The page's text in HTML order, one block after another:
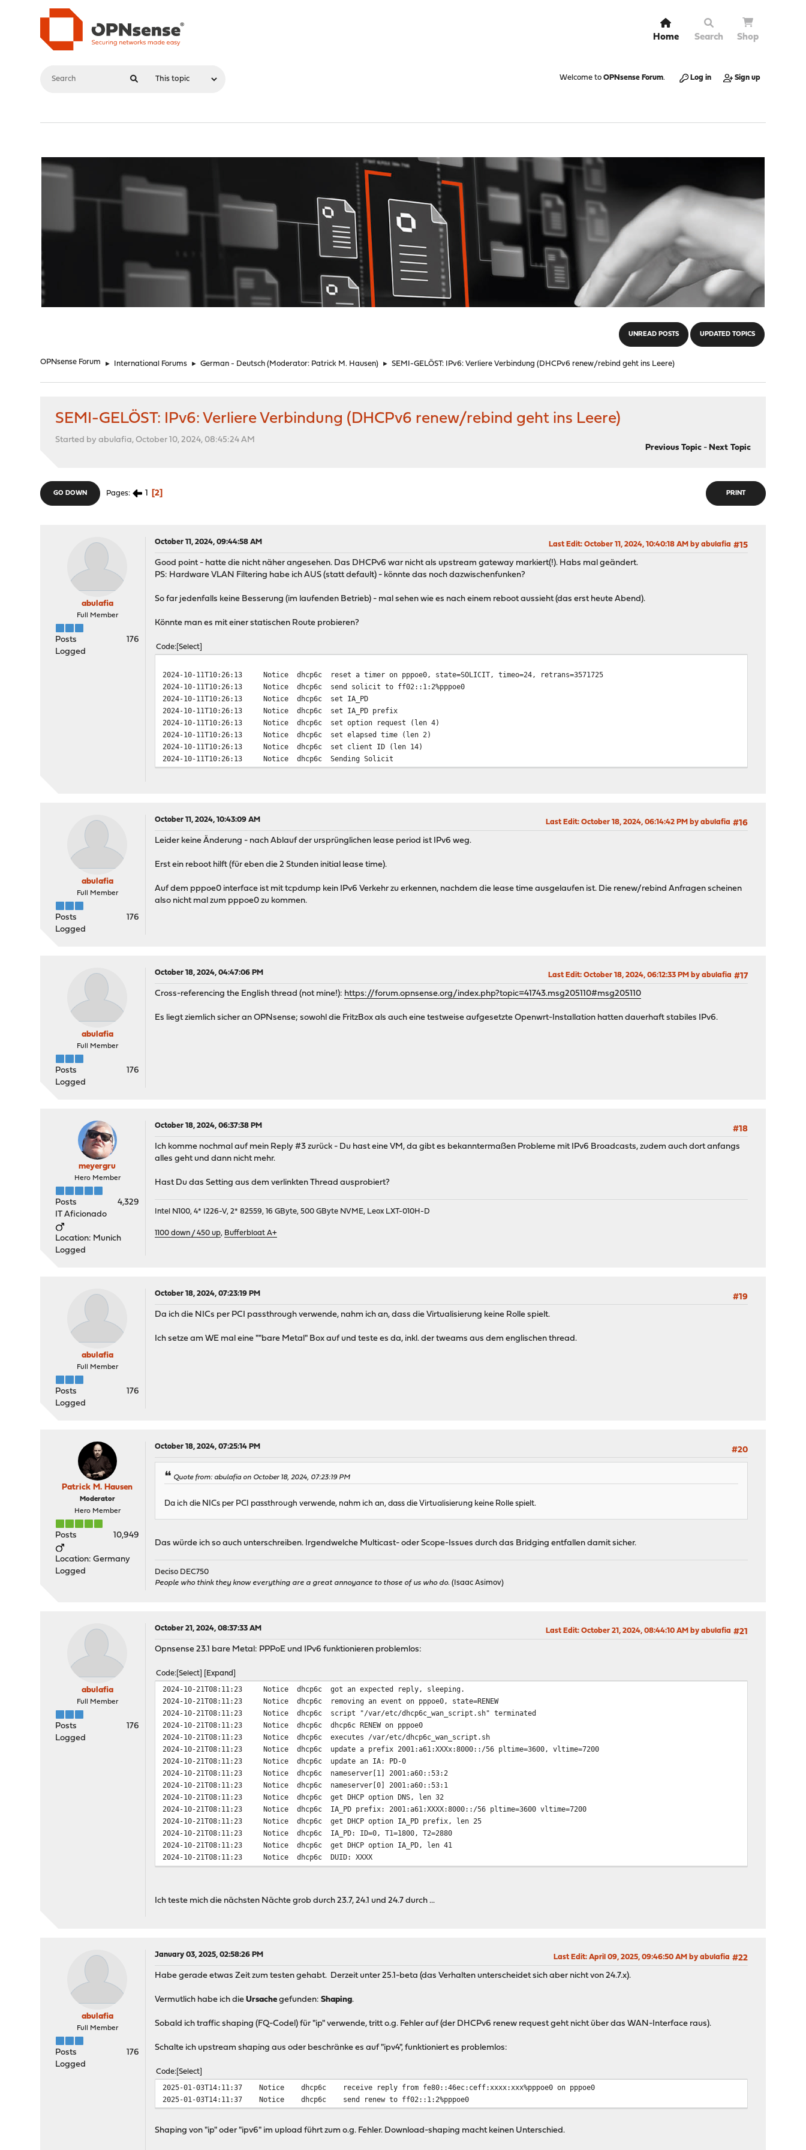
Home Search Shop
Welcome to OPNsense Forum. Log in Sign up
UNREAD POSTS UPDATED TOPICS
OPNsense Forum ► International Forums ► German - Deutsch (Moderator: Patrick M. Hausen) ► SEMI-GELÖST: IPv6: Verliere Verbindung (DHCPv6 renew/rebind geht ins Leere)
SEMI-GELÖST: IPv6: Verliere Verbindung (DHCPv6 renew/rebind geht ins Leere)
Started by abulafia, October 10, 2024, 08:45:24 AM
Previous Topic- Next Topic
PRINT
GO DOWN Pages 1 2
abulafia
Full Member
Posts
176
Logged
October 11, 2024, 09:44:58 AM #15
Last Edit: October 11, 2024, 10:40:18 AM by abulafia
Good point - hatte die nicht näher angesehen. Das DHCPv6 war nicht als upstream gateway markiert(!). Habs mal geändert.
PS: Hardware VLAN Filtering habe ich AUS (statt default) - könnte das noch dazwischenfunken?
So far jedenfalls keine Besserung (im laufenden Betrieb) - mal sehen wie es nach einem reboot aussieht (das erst heute Abend).
Könnte man es mit einer statischen Route probieren?
Code Select
2024-10-11T10:26:13 Notice dhcp6c
reset a timer on pppoe0, state=SOLICIT, timeo=24, retrans=3571725
2024-10-11T10:26:13
Notice dhcp6c
send solicit to ff02::1:2%pppoe0
2024-10-11T10:26:13
Notice dhcp6c
set IA_PD
2024-10-11T10:26:13
Notice dhcp6c
set IA_PD prefix
2024-10-11T10:26:13
Notice dhcp6c
set option request (len 4)
2024-10-11T10:26:13
Notice dhcp6c
set elapsed time (len 2)
2024-10-11T10:26:13
Notice dhcp6c
set client ID (len 14)
2024-10-11T10:26:13
Notice dhcp6c Sending Solicit
abulafia
Full Member
Posts
176
Logged
October 11, 2024, 10:43:09 AM #16
Last Edit: October 18, 2024, 06:14:42 PM by abulafia
Leider keine Änderung - nach Ablauf der ursprünglichen lease period ist IPv6 weg.
Erst ein reboot hilft (für eben die 2 Stunden initial lease time).
Auf dem pppoe0 interface ist mit tcpdump kein IPv6 Verkehr zu erkennen, nachdem die lease time ausgelaufen ist. Die renew/rebind Anfragen scheinen
also nicht mal zum pppoe0 zu kommen.
abulafia
Full Member
Posts
176
Logged
October 18, 2024, 04:47:06 PM #17
Last Edit: October 18, 2024, 06:12:33 PM by abulafia
Cross-referencing the English thread (not mine!): https://forum.opnsense.org/index.php?topic=41743.msg205110#msg205110
Es liegt ziemlich sicher an OPNsense; sowohl die FritzBox als auch eine testweise aufgesetzte Openwrt-Installation hatten dauerhaft stabiles IPv6.
meyergru
Hero Member
Posts
4,329
IT Aficionado
Location: Munich
Logged
October 18, 2024, 06:37:38 PM
#18
Ich komme nochmal auf mein Reply #3 zurück - Du hast eine VM, da gibt es bekanntermaßen Probleme mit IPv6 Broadcasts, zudem auch dort anfangs
alles geht und dann nicht mehr.
Hast Du das Setting aus dem verlinkten Thread ausprobiert?
Intel N100, 4* I226-V, 2* 82559, 16 GByte, 500 GByte NVME, Leox LXT-010H-D
1100 down / 450 up, Bufferbloat A+
abulafia
Full Member
Posts
176
Logged
October 18, 2024, 07:23:19 PM
#19
Da ich die NICs per PCI passthrough verwende, nahm ich an, dass die Virtualisierung keine Rolle spielt.
Ich setze am WE mal eine ""bare Metal" Box auf und teste es da, inkl. der tweams aus dem englischen thread.
Patrick M. Hausen
Moderator
Hero Member
Posts 10,949
Location: Germany
Logged
October 18, 2024, 07:25:14 PM #20
Quote from: abulafia on October 18, 2024, 07:23:19 PM
Da ich die NICs per PCI passthrough verwende, nahm ich an, dass die Virtualisierung keine Rolle spielt.
Das würde ich so auch unterschreiben. Irgendwelche Multicast- oder Scope-Issues durch das Bridging entfallen damit sicher.
Deciso DEC750
People who think they know everything are a great annoyance to those of us who do. (Isaac Asimov)
abulafia
Full Member
Posts
176
Logged
October 21, 2024, 08:37:33 AM #21
Last Edit: October 21, 2024, 08:44:10 AM by abulafia
Opnsense 23.1 bare Metal: PPPoE und IPv6 funktionieren problemlos:
Code Select Expand
2024-10-21T08:11:23 Notice dhcp6c
got an expected reply, sleeping.
2024-10-21T08:11:23
Notice dhcp6c
removing an event on pppoe0, state=RENEW
2024-10-21T08:11:23
Notice dhcp6c
script "/var/etc/dhcp6c_wan_script.sh" terminated
2024-10-21T08:11:23
Notice dhcp6c
dhcp6c RENEW on pppoe0
2024-10-21T08:11:23
Notice dhcp6c
executes /var/etc/dhcp6c_wan_script.sh
2024-10-21T08:11:23
Notice dhcp6c
update a prefix 2001:a61:XXXx:8000::/56 pltime=3600, vltime=7200
2024-10-21T08:11:23
Notice dhcp6c
update an IA: PD-0
2024-10-21T08:11:23
Notice dhcp6c
nameserver[1] 2001:a60::53:2
2024-10-21T08:11:23
Notice dhcp6c
nameserver[0] 2001:a60::53:1
2024-10-21T08:11:23
Notice dhcp6c
get DHCP option DNS, len 32
2024-10-21T08:11:23
Notice dhcp6c
IA_PD prefix: 2001:a61:XXXX:8000::/56 pltime=3600 vltime=7200
2024-10-21T08:11:23
Notice dhcp6c
get DHCP option IA_PD prefix, len 25
2024-10-21T08:11:23
Notice dhcp6c
IA_PD: ID=0, T1=1800, T2=2880
2024-10-21T08:11:23
Notice dhcp6c
get DHCP option IA_PD, len 41
2024-10-21T08:11:23
Notice dhcp6c
DUID: XXXX
2024-10-21T08:11:23
Notice dhcp6c
receive reply from fe80::ee7c:5cff:fe0c:8625%pppoe0 on pppoe0
Ich teste mich die nächsten Nächte grob durch 23.7, 24.1 und 24.7 durch ...
abulafia
Full Member
Posts
176
Logged
January 03, 2025, 02:58:26 PM #22
Last Edit: April 09, 2025, 09:46:50 AM by abulafia
Habe gerade etwas Zeit zum testen gehabt. Derzeit unter 25.1-beta (das Verhalten unterscheidet sich aber nicht von 24.7.x).
Vermutlich habe ich dieUrsache gefunden:Shaping.
Sobald ich traffic shaping (FQ-Codel) für "ip" verwende, tritt o.g. Fehler auf (der DHCPv6 renew request geht nicht über das WAN-Interface raus).
Schalte ich upstream shaping aus oder beschränke es auf "ipv4", funktioniert es problemlos:
Code Select
2025-01-03T14:11:37 Notice dhcp6c receive reply from fe80::46ec:ceff:xxxx:xxx%pppoe0 on pppoe0
2025-01-03T14:11:37 Notice dhcp6c send renew to ff02::1:2%pppoe0
Shaping von "ip" oder "ipv6" im upload führt zum o.g. Fehler. Download-shaping macht keinen Unterschied.